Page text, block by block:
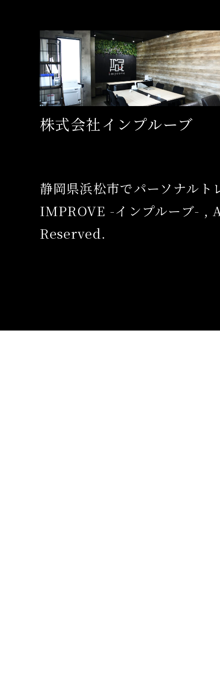
株式会社インプルーブ
静岡県浜松市でパーソナルト
IMPROVE -インプルーブ-
Reserved.